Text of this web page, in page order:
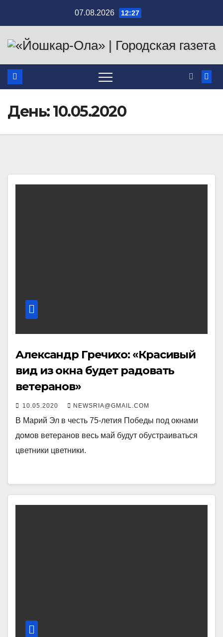
содержимому
07.08.2026 12:27
День:10.05.2020
Александр Гречихо: «Красивый
вид из окна будет радовать
ветеранов»
10.05.2020 NEWSRIA@GMAIL.COM
В Марий Эл в честь 75-летия Победы под окнами
домов ветеранов весь май будут обустраиваться
цветники цветники.